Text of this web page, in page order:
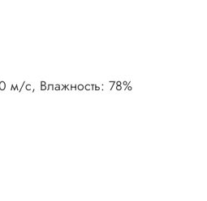
м/с, Влажность: 78%